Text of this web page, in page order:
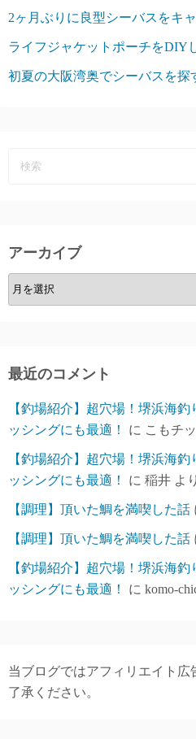
2ヶ月ぶりに良型シーバスをキ
ライフジャケットポーチをDIY
初夏の大阪湾奥でシーバスを探
アーカイブ
ア
ー
ブ
最近のコメント
【釣場紹介】超穴場！堺浜海
ッシングにも最適！
に こもチ
【釣場紹介】超穴場！堺浜海
ッシングにも最適！
に 稲井 より
【調理】頂いた鯛を満喫した話
【調理】頂いた鯛を満喫した話
【釣場紹介】超穴場！堺浜海
ッシングにも最適！
に komo-
当ブログではアフィリエイト
了承ください。